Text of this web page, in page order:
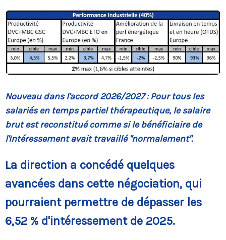
Nouveau dans l'accord 2026/2027 : Pour tous les
salariés en temps partiel thérapeutique, le salaire
brut est reconstitué comme si le bénéficiaire de
l'Intéressement avait travaillé "normalement".
La direction a concédé quelques
avancées dans cette négociation, qui
pourraient permettre de dépasser les
6,52 % d'intéressement de 2025.